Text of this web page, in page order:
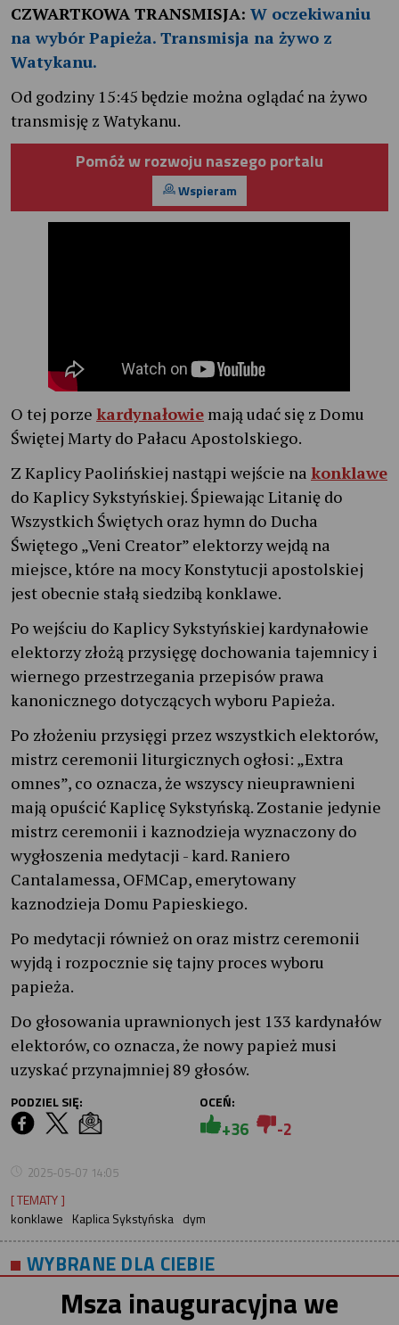
CZWARTKOWA TRANSMISJA: W oczekiwaniu
na wybór Papieża. Transmisja na żywo z
Watykanu.
Od godziny 15:45 będzie można oglądać na żywo
transmisję z Watykanu.
Pomóż w rozwoju naszego portalu
Wspieram
O tej porze kardynałowie mają udać się z Domu
Świętej Marty do Pałacu Apostolskiego.
Z Kaplicy Paolińskiej nastąpi wejście na konklawe
do Kaplicy Sykstyńskiej. Śpiewając Litanię do
Wszystkich Świętych oraz hymn do Ducha
Świętego „Veni Creator” elektorzy wejdą na
miejsce, które na mocy Konstytucji apostolskiej
jest obecnie stałą siedzibą konklawe.
Po wejściu do Kaplicy Sykstyńskiej kardynałowie
elektorzy złożą przysięgę dochowania tajemnicy i
wiernego przestrzegania przepisów prawa
kanonicznego dotyczących wyboru Papieża.
Po złożeniu przysięgi przez wszystkich elektorów,
mistrz ceremonii liturgicznych ogłosi: „Extra
omnes”, co oznacza, że wszyscy nieuprawnieni
mają opuścić Kaplicę Sykstyńską. Zostanie jedynie
mistrz ceremonii i kaznodzieja wyznaczony do
wygłoszenia medytacji - kard. Raniero
Cantalamessa, OFMCap, emerytowany
kaznodzieja Domu Papieskiego.
Po medytacji również on oraz mistrz ceremonii
wyjdą i rozpocznie się tajny proces wyboru
papieża.
Do głosowania uprawnionych jest 133 kardynałów
elektorów, co oznacza, że nowy papież musi
uzyskać przynajmniej 89 głosów.
PODZIEL SIĘ: OCEŃ:
+36 -2
2025-05-07 14:05
[ TEMATY ]
konklawe Kaplica Sykstyńska dym
WYBRANE DLA CIEBIE
Msza inauguracyjna we